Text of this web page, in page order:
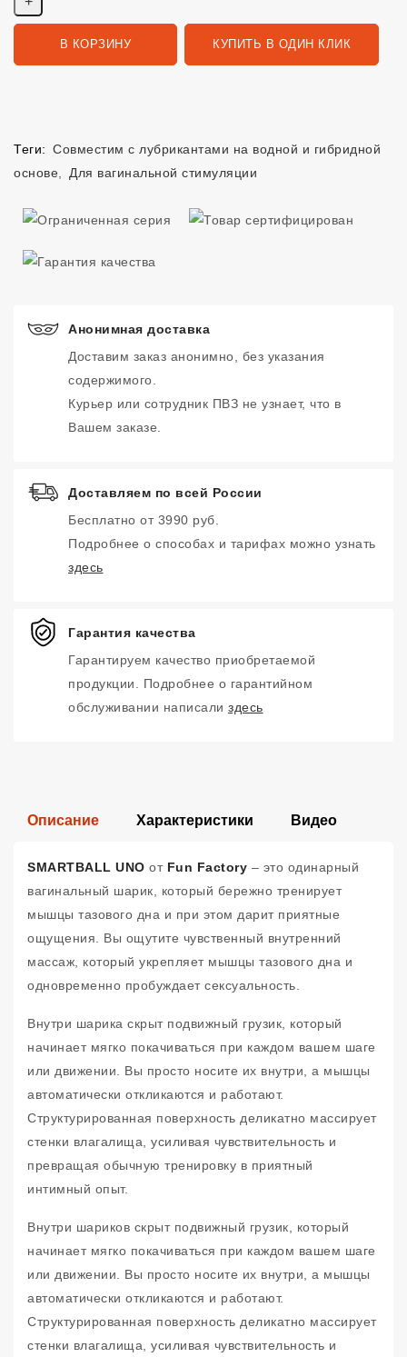
В КОРЗИНУ КУПИТЬ В ОДИН КЛИК
Теги: Совместим с лубрикантами на водной и гибридной
основе
Для вагинальной стимуляции
Анонимная доставка
Доставим заказ анонимно, без указания
содержимого.
Курьер или сотрудник ПВЗ не узнает, что в
Вашем заказе.
Доставляем по всей России
Бесплатно от 3990 руб.
Подробнее о способах и тарифах можно узнать
здесь
Гарантия качества
Гарантируем качество приобретаемой
продукции. Подробнее о гарантийном
обслуживании написали здесь
Описание Характеристики Видео
SMARTBALL UNO от Fun Factory – это одинарный
вагинальный шарик, который бережно тренирует
мышцы тазового дна и при этом дарит приятные
ощущения. Вы ощутите чувственный внутренний
массаж, который укрепляет мышцы тазового дна и
одновременно пробуждает сексуальность.
Внутри шарика скрыт подвижный грузик, который
начинает мягко покачиваться при каждом вашем шаге
или движении. Вы просто носите их внутри, а мышцы
автоматически откликаются и работают.
Структурированная поверхность деликатно массирует
стенки влагалища, усиливая чувствительность и
превращая обычную тренировку в приятный
интимный опыт.
Внутри шариков скрыт подвижный грузик, который
начинает мягко покачиваться при каждом вашем шаге
или движении. Вы просто носите их внутри, а мышцы
автоматически откликаются и работают.
Структурированная поверхность деликатно массирует
стенки влагалища, усиливая чувствительность и